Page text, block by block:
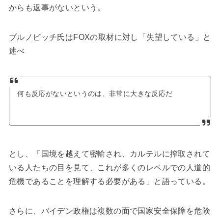
からも返事がないという。
ブルノビッチ氏はFOXの取材に対し「失望している」と
述べ
何も反応がないというのは、非常に大きな反応だ
とし、「国境を越えて密輸され、カルテルに搾取されて
いる人たちの目を見て、これが多くのレベルでの人道的
危機であることを理解する必要がある」と語っている。
さらに、バイデン政権は複数の面で国家安全保障を危険